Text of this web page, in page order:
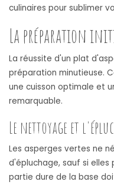
culinaires pour sublimer
La préparation
La réussite d'un plat
préparation minutieuse.
une cuisson optimale et
remarquable.
Le nettoyage et
Les asperges vertes ne
d'épluchage, sauf si
partie dure de la base